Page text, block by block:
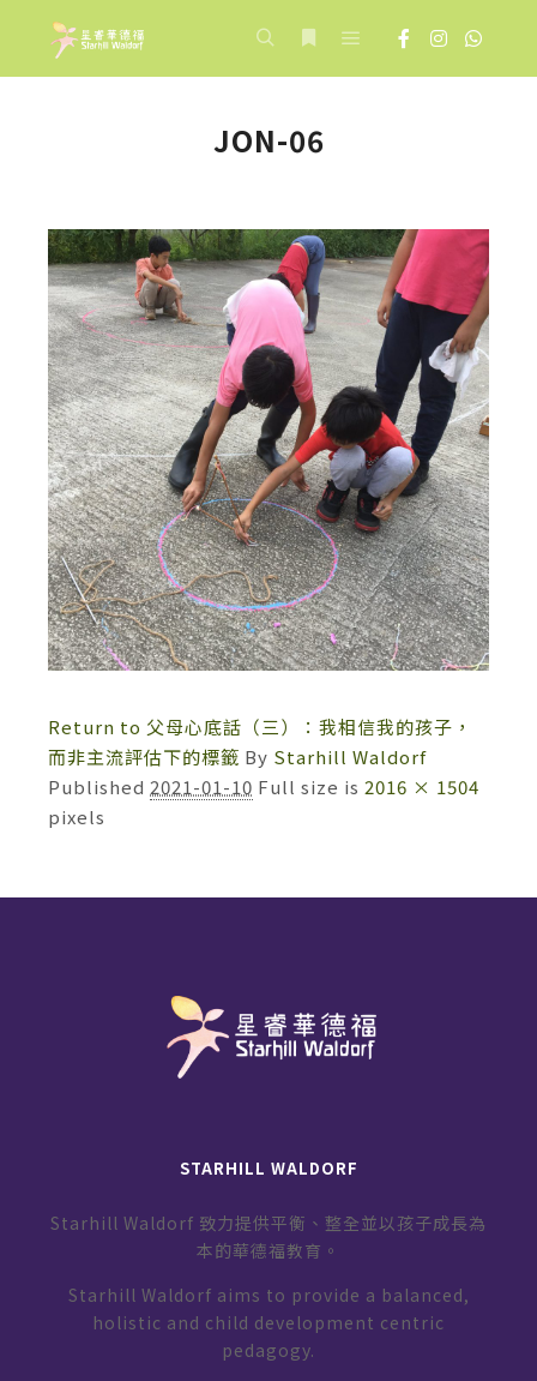
JON-06
Return to 父母心底話（三）：我相信我的孩子，
而非主流評估下的標籤 By Starhill Waldorf
Published 2021-01-10 Full size is 2016 × 1504
pixels
STARHILL WALDORF
Starhill Waldorf 致力提供平衡、整全並以孩子成長為
本的華德福教育。
Starhill Waldorf aims to provide a balanced,
holistic and child development centric
pedagogy.